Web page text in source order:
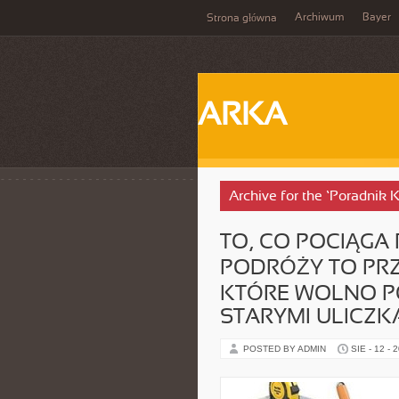
Strona główna Archiwum Bayer
ARKA
Archive for the ‘Poradnik
TO, CO
PODRÓŻY TO
KTÓRE WOLNO
STARYMI
POSTED BY ADMIN SIE - 12 -